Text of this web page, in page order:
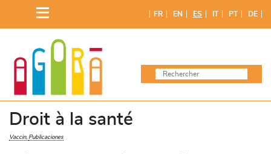
contenido
FR EN ES IT PT DE
Droit à la santé
Vaccin Publicaciones